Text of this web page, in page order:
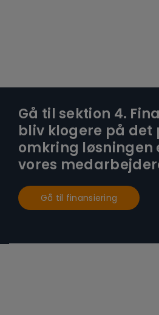
Gå til sektion 4.
bliv klogere på det
omkring løsningen
vores
Gå til finansiering